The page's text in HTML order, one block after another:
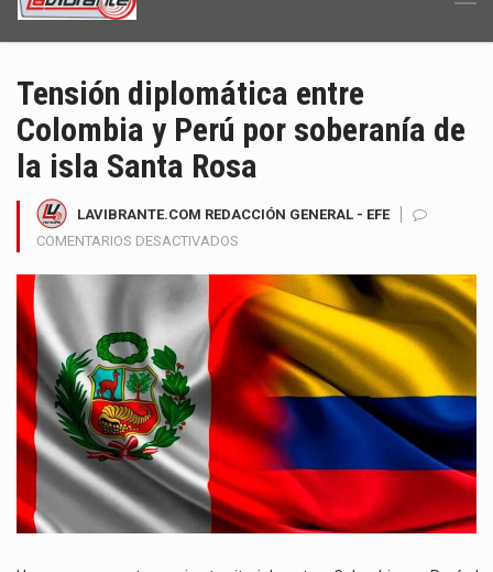
Tensión diplomática entre
Colombia y Perú por soberanía de
la isla Santa Rosa
LAVIBRANTE.COM REDACCIÓN GENERAL - EFE
COMENTARIOS DESACTIVADOS
DIPLOMÁTICA
ENTRE
COLOMBIA
PERÚ
POR
SOBERANÍA
DE
LA
ISLA
SANTA